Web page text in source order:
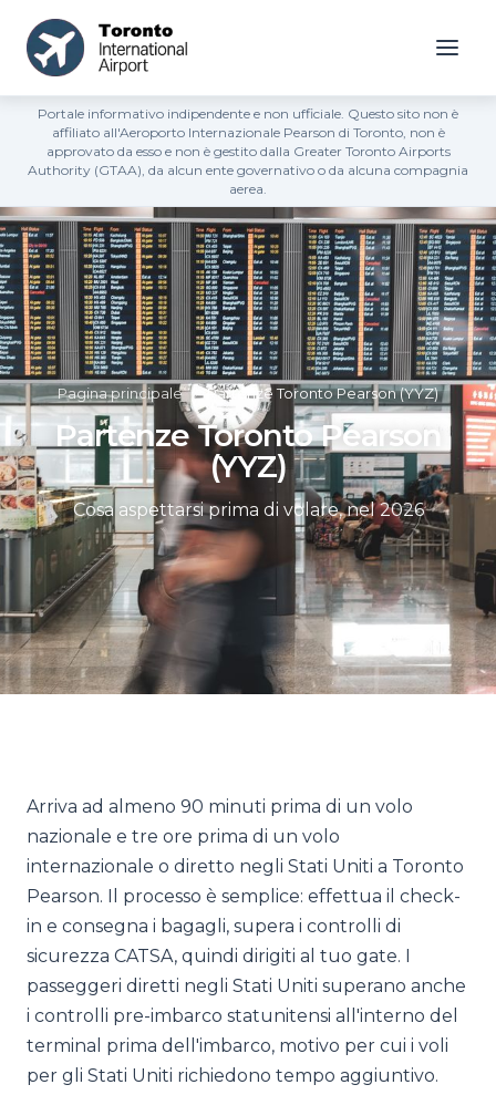
Portale informativo indipendente e non ufficiale. Questo sito non è
affiliato all'Aeroporto Internazionale Pearson di Toronto, non è
approvato da esso e non è gestito dalla Greater Toronto Airports
Authority (GTAA), da alcun ente governativo o da alcuna compagnia
aerea.
Pagina principale » Partenze Toronto Pearson (YYZ)
Partenze Toronto Pearson
(YYZ)
Cosa aspettarsi prima di volare, nel 2026
Arriva ad almeno 90 minuti prima di un volo
nazionale e tre ore prima di un volo
internazionale o diretto negli Stati Uniti a Toronto
Pearson. Il processo è semplice: effettua il check-
in e consegna i bagagli, supera i controlli di
sicurezza CATSA, quindi dirigiti al tuo gate. I
passeggeri diretti negli Stati Uniti superano anche
i controlli pre-imbarco statunitensi all'interno del
terminal prima dell'imbarco, motivo per cui i voli
per gli Stati Uniti richiedono tempo aggiuntivo.